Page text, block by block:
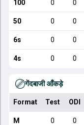
100 0 0
50 0 0
6s 0 0
4s 0 0
गेंदबाजी आँकड़े
Format Test ODI
M 0 0